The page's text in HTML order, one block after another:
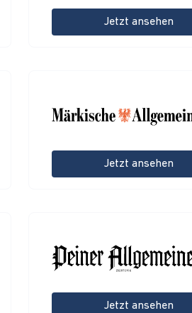
Jetzt ansehen
Jetzt ansehen
Jetzt ansehen